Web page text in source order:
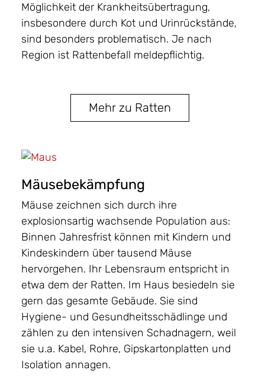
Möglichkeit der Krankheitsübertragung,
insbesondere durch Kot und Urinrückstände,
sind besonders problematisch. Je nach
Region ist Rattenbefall meldepflichtig.
Mehr zu Ratten
Mäusebekämpfung
Mäuse zeichnen sich durch ihre
explosionsartig wachsende Population aus:
Binnen Jahresfrist können mit Kindern und
Kindeskindern über tausend Mäuse
hervorgehen. Ihr Lebensraum entspricht in
etwa dem der Ratten. Im Haus besiedeln sie
gern das gesamte Gebäude. Sie sind
Hygiene- und Gesundheitsschädlinge und
zählen zu den intensiven Schadnagern, weil
sie u.a. Kabel, Rohre, Gipskartonplatten und
Isolation annagen.